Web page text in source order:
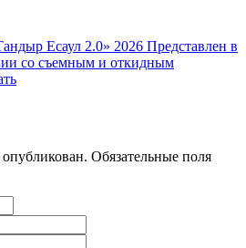
Есаул 2.0» 2026 Представлен в
со съемным и откидным
Обязательные поля